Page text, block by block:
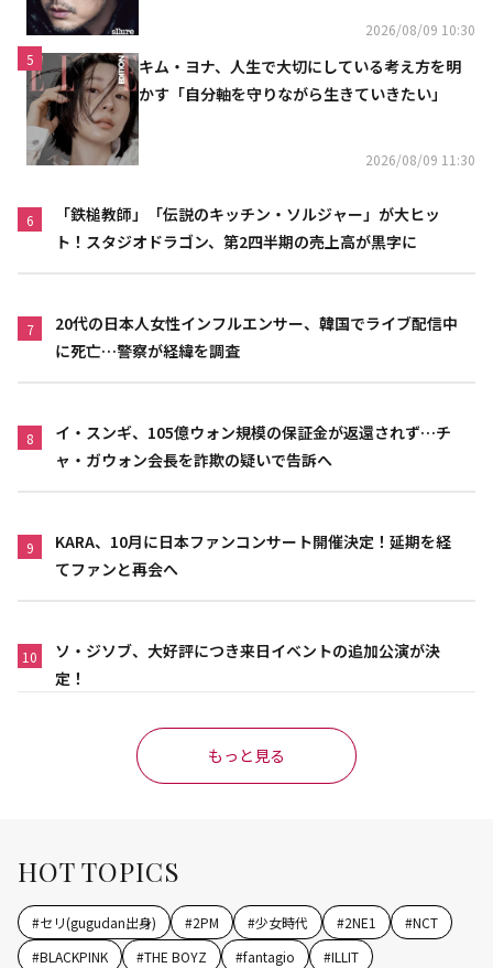
2026/08/09 10:30
5
キム・ヨナ、人生で大切にしている考え方を明
かす「自分軸を守りながら生きていきたい」
2026/08/09 11:30
6
「鉄槌教師」「伝説のキッチン・ソルジャー」が大ヒッ
ト！スタジオドラゴン、第2四半期の売上高が黒字に
7
20代の日本人女性インフルエンサー、韓国でライブ配信中
に死亡…警察が経緯を調査
8
イ・スンギ、105億ウォン規模の保証金が返還されず…チ
ャ・ガウォン会長を詐欺の疑いで告訴へ
9
KARA、10月に日本ファンコンサート開催決定！延期を経
てファンと再会へ
10
ソ・ジソブ、大好評につき来日イベントの追加公演が決
定！
もっと見る
HOT TOPICS
#セリ(gugudan出身) #2PM #少女時代 #2NE1 #NCT
#BLACKPINK #THE BOYZ #fantagio #ILLIT